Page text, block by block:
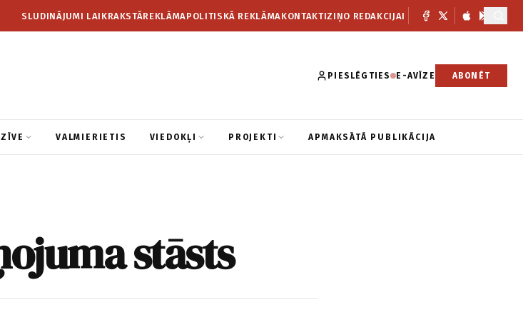
SLUDINĀJUMI LAIKRAKSTĀREKLĀMAPOLITISKĀ REKLĀMAKONTAKTIZIŅO REDAKCIJAI
PIESLĒGTIES E-AVĪZE ABONĒT
VALMIERIETIS VIEDOKĻI PROJEKTI APMAKSĀTĀ PUBLIKĀCIJA
stāsts